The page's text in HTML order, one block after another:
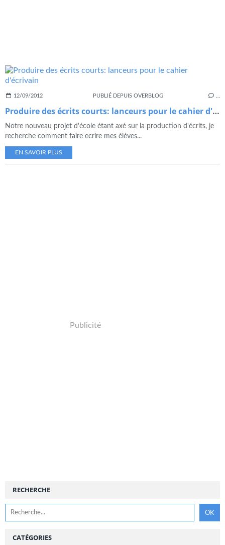
12/09/2012 PUBLIÉ DEPUIS OVERBLOG
Produire des écrits courts: lanceurs pour le cahier d'écrivain
Notre nouveau projet d'école étant axé sur la production d'écrits, je
recherche comment faire ecrire mes élèves...
EN SAVOIR PLUS
Publicité
RECHERCHE
CATÉGORIES